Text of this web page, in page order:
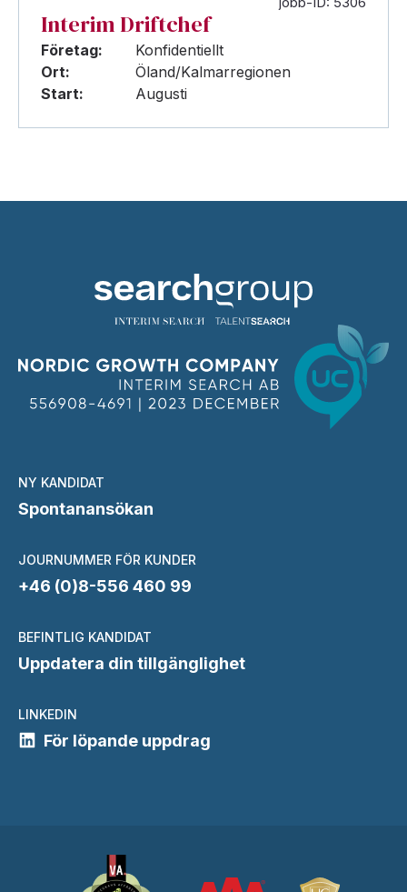
Interim Driftchef
Företag:
Konfidentiellt
Ort:
Öland/Kalmarregionen
Start:
Augusti
NY KANDIDAT
Spontanansökan
JOURNUMMER FÖR KUNDER
+46 (0)8-556 460 99
BEFINTLIG KANDIDAT
Uppdatera din tillgänglighet
LINKEDIN
För löpande uppdrag